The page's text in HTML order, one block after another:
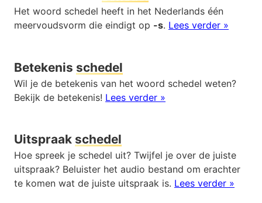
Het woord schedel heeft in het Nederlands één
meervoudsvorm die eindigt op -s. Lees verder »
Betekenis schedel
Wil je de betekenis van het woord schedel weten?
Bekijk de betekenis! Lees verder »
Uitspraak schedel
Hoe spreek je schedel uit? Twijfel je over de juiste
uitspraak? Beluister het audio bestand om erachter
te komen wat de juiste uitspraak is. Lees verder »